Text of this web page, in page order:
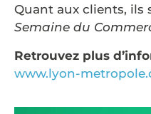
Quant aux clients, ils
Semaine du
Retrouvez plus
www.lyon-